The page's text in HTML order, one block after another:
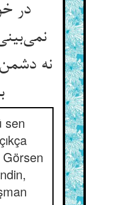
در
نه
به جان‌‌
sen